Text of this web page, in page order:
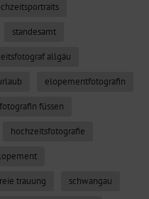
standesamt
allgäu
elopementfotografin
füssen
hochzeitsfotografie
trauung schwangau